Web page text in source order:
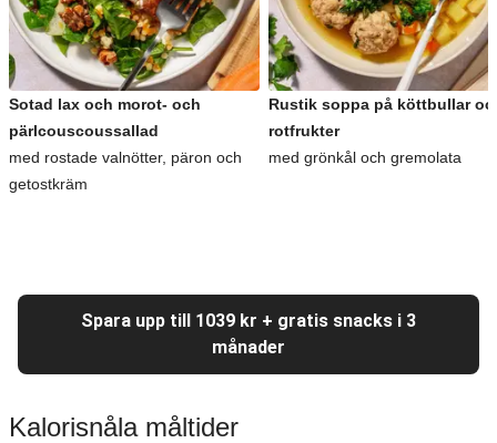
Sotad lax och morot- och
pärlcouscoussallad
med rostade valnötter, päron och
getostkräm
Rustik soppa på köttbullar
rotfrukter
med grönkål och gremolata
Spara upp till 1039 kr + gratis snacks i 3
månader
Kalorisnåla måltider